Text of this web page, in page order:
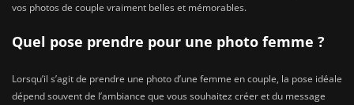
vos photos de couple vraiment belles et mémorables.
Quel pose prendre pour une photo femme ?
Lorsqu’il s’agit de prendre une photo d’une femme en couple, la pose idéale
dépend souvent de l’ambiance que vous souhaitez créer et du message